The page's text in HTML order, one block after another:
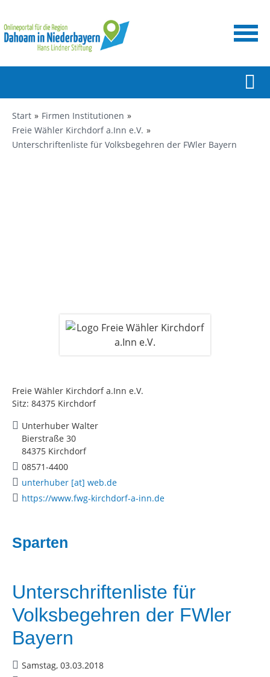
Start
Firmen Institutionen
Freie Wähler Kirchdorf a.Inn e.V.
Unterschriftenliste für Volksbegehren der FWler Bayern
Freie Wähler Kirchdorf a.Inn e.V.
Sitz: 84375 Kirchdorf
Unterhuber Walter
Bierstraße 30
84375 Kirchdorf
08571-4400
unterhuber [at] web.de
https://www.fwg-kirchdorf-a-inn.de
Sparten
Unterschriftenliste für
Volksbegehren der FWler
Bayern
Samstag, 03.03.2018